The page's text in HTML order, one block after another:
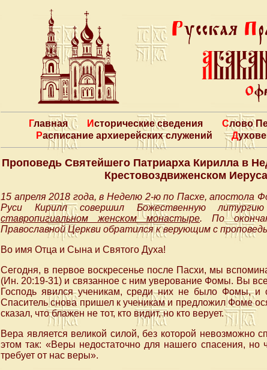
Главная Исторические сведения Слово
Расписание архиерейских служений
Проповедь Святейшего Патриарха Кирилла в
Крестовоздвиженском
15 апреля 2018 года, в Неделю 2-ю по Пасхе, апостола
Руси Кирилл совершил Божественную
ставропигиальном женском монастыре. По
Православной Церкви обратился к верующим с
Во имя Отца и Сына и Святого Духа!
Сегодня, в первое воскресенье после Пасхи, мы
(Ин. 20:19-31) и связанное с ним уверование Фомы. Вы все
Господь явился ученикам, среди них не было Фомы,
Спаситель снова пришел к ученикам и предложил Фоме
сказал, что блажен не тот, кто видит, но кто верует.
Вера является великой силой, без которой невозможно
этом так: «Веры недостаточно для нашего спасения,
требует от нас веры».